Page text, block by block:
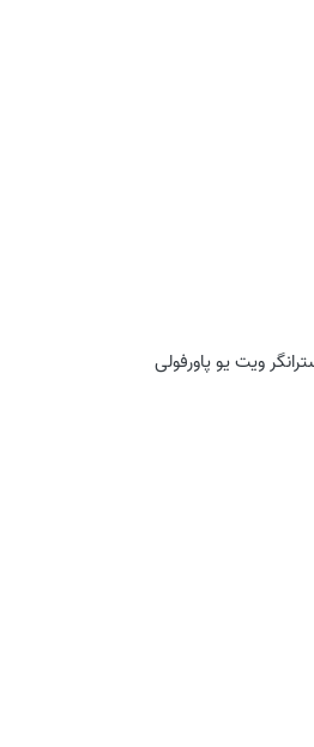
ویت یو پاورفولی